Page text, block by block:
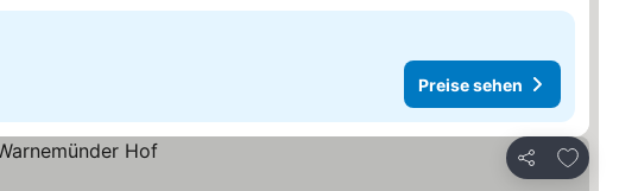
Preise sehen
Teilen
Zu